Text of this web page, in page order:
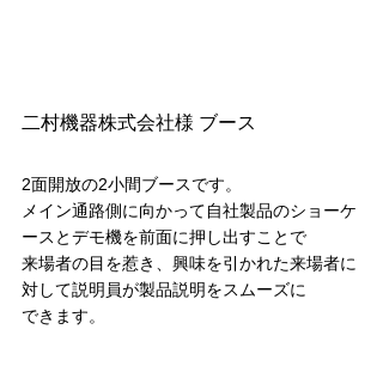
二村機器株式会社様 ブース
2面開放の2小間ブースです。
メイン通路側に向かって自社製品のショーケ
ースとデモ機を前面に押し出すことで
来場者の目を惹き、興味を引かれた来場者に
対して説明員が製品説明をスムーズに
できます。